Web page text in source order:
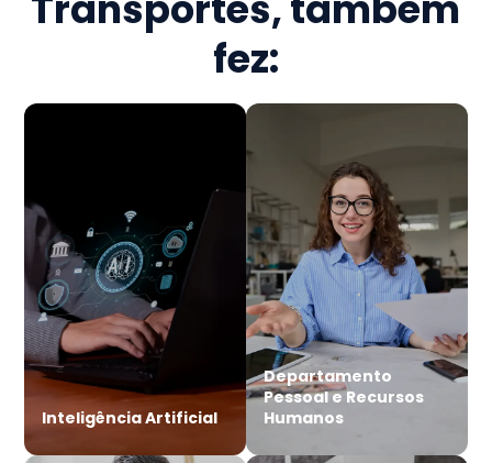
fez:
Inteligência Artificial
Departamento
Pessoal e Recursos
Humanos